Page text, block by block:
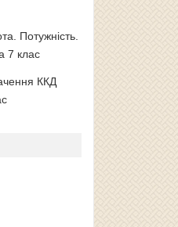
Потужність.
7 клас
ККД